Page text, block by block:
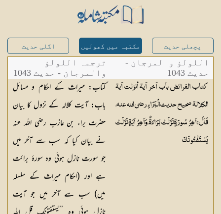
پچھلی حدیث مکتبہ میں کھولیں اگلی حدیث
اللولؤ والمرجان -
حدیث 1043
كتاب الفرائض باب آخر آية أنزلت آية
الكلالة صحيح حديث الْبَرَاءِ رضي الله عنه،
قَالَ: آخِرُ سُورَةٍ نَزَلَتْ بَرَاءَةٌ، وَآخِرُ آيَةٍ نَزَلَتْ
يَسْتَفْتُونَكَ
ترجمہ اللولؤ
والمرجان - حدیث 1043
کتاب: میراث کے احکام و مسائل
باب: آیت کلالہ کے نزول کا بیان
حضرت براء بن عازب رضی اللہ عنہ
نے بیان کیا کہ سب سے آخر میں
جو سورت نازل ہوئی وہ سورۂ برائت
ہے اور (احکام میراث کے سلسلہ
میں) سب سے آخر میں جو آیت